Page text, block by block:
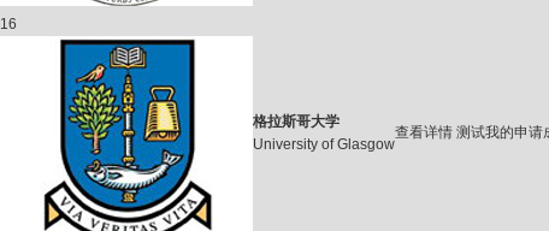
16
格拉斯哥大学
University of Glasgow
查看详情 测试我的申请